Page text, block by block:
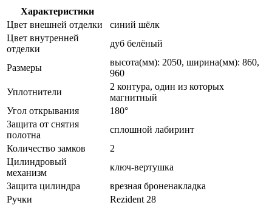
Характеристики
Цвет внешней отделки
синий шёлк
Цвет внутренней
отделки
дуб белёный
Размеры
высота(мм): 2050, ширина(мм): 860,
960
Уплотнители
2 контура, один из которых
магнитный
Угол открывания
180°
Защита от снятия
полотна
сплошной лабиринт
Количество замков
2
Цилиндровый
механизм
ключ-вертушка
Защита цилиндра
врезная броненакладка
Ручки
Rezident 28